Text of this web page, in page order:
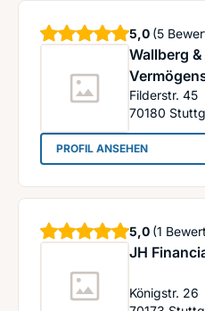
Wallberg
Filderstr. 45
70180
5,0 Sterne
(5
PROFIL ANSEHEN: Wallberg
JH
Königstr. 26
5,0 Sterne
(1